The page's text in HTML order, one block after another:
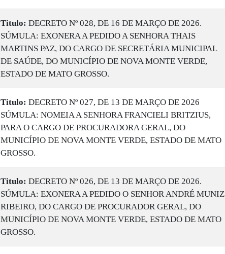
Titulo: DECRETO Nº 028, DE 16 DE MARÇO DE 2026.
SÚMULA: EXONERA A PEDIDO A SENHORA THAIS
MARTINS PAZ, DO CARGO DE SECRETÁRIA MUNICIPAL
DE SAÚDE, DO MUNICÍPIO DE NOVA MONTE VERDE,
ESTADO DE MATO GROSSO.
Titulo: DECRETO Nº 027, DE 13 DE MARÇO DE 2026
SÚMULA: NOMEIA A SENHORA FRANCIELI BRITZIUS,
PARA O CARGO DE PROCURADORA GERAL, DO
MUNICÍPIO DE NOVA MONTE VERDE, ESTADO DE MATO
GROSSO.
Titulo: DECRETO Nº 026, DE 13 DE MARÇO DE 2026.
SÚMULA: EXONERA A PEDIDO O SENHOR ANDRÉ MUNIZ
RIBEIRO, DO CARGO DE PROCURADOR GERAL, DO
MUNICÍPIO DE NOVA MONTE VERDE, ESTADO DE MATO
GROSSO.